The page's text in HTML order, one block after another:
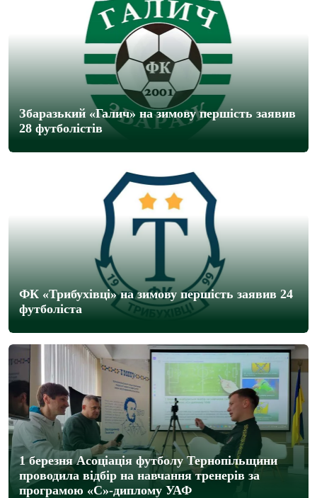
Збаразький «Галич» на зимову першість заявив
28 футболістів
ФК «Трибухівці» на зимову першість заявив 24
футболіста
1 березня Асоціація футболу Тернопільщини
проводила відбір на навчання тренерів за
програмою «С»-диплому УАФ